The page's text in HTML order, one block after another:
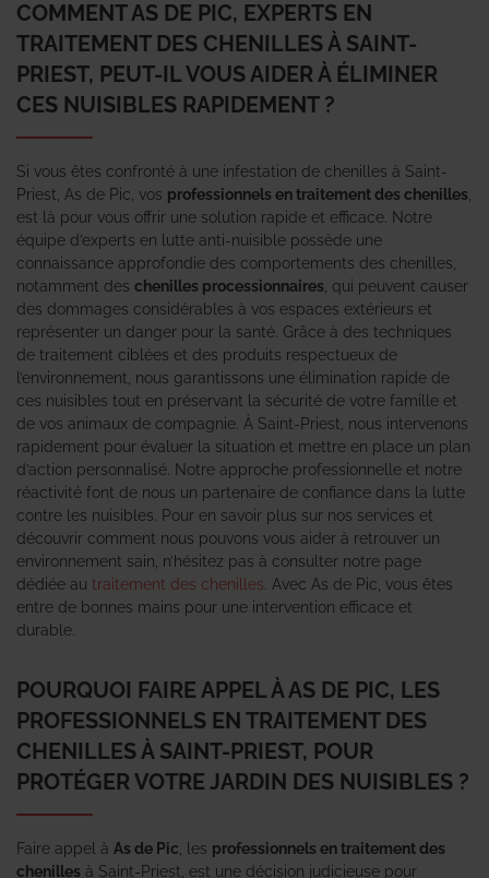
COMMENT AS DE PIC, EXPERTS EN
TRAITEMENT DES CHENILLES À SAINT-
PRIEST, PEUT-IL VOUS AIDER À ÉLIMINER
CES NUISIBLES RAPIDEMENT ?
Si vous êtes confronté à une infestation de chenilles à Saint-
Priest, As de Pic, vos professionnels en traitement des chenilles
est là pour vous offrir une solution rapide et efficace. Notre
équipe d’experts en lutte anti-nuisible possède une
connaissance approfondie des comportements des chenilles,
notamment des chenilles processionnaires , qui peuvent causer
des dommages considérables à vos espaces extérieurs et
représenter un danger pour la santé. Grâce à des techniques
de traitement ciblées et des produits respectueux de
l’environnement, nous garantissons une élimination rapide de
ces nuisibles tout en préservant la sécurité de votre famille et
de vos animaux de compagnie. À Saint-Priest, nous intervenons
rapidement pour évaluer la situation et mettre en place un plan
d’action personnalisé. Notre approche professionnelle et notre
réactivité font de nous un partenaire de confiance dans la lutte
contre les nuisibles. Pour en savoir plus sur nos services et
découvrir comment nous pouvons vous aider à retrouver un
environnement sain, n’hésitez pas à consulter notre page
dédiée au traitement des chenilles . Avec As de Pic, vous êtes
entre de bonnes mains pour une intervention efficace et
durable.
POURQUOI FAIRE APPEL À AS DE PIC, LES
PROFESSIONNELS EN TRAITEMENT DES
CHENILLES À SAINT-PRIEST, POUR
PROTÉGER VOTRE JARDIN DES NUISIBLES ?
Faire appel à As de Pic , les professionnels en traitement des
chenilles à Saint-Priest, est une décision judicieuse pour